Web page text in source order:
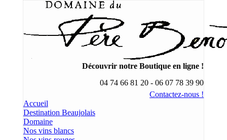
Découvrir notre Boutique en ligne !
04 74 66 81 20 - 06 07 78 39 90
Contactez-nous !
Accueil
Destination Beaujolais
Domaine
Nos vins blancs